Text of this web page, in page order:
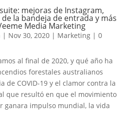
mejoras de Instagram,
la bandeja de entrada y más
Media Marketing
| Nov 30, 2020| Marketing| 0
al final de 2020, y qué año ha
forestales australianos
de COVID-19 y el clamor contra la
que resultó en que el movimiento
ganara impulso mundial, la vida